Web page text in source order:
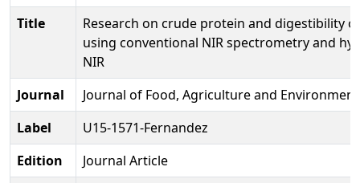
Title
Research on crude protein and digestibility
using conventional NIR spectrometry and
NIR
Journal
Journal of Food, Agriculture and Environment
Label
U15-1571-Fernandez
Edition
Journal Article